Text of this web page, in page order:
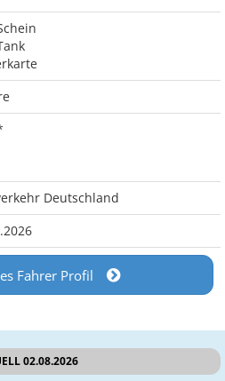
Deutschland
Fahrer Profil
02.08.2026